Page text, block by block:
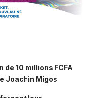
de 10 millions FCFA
Joachin Migos